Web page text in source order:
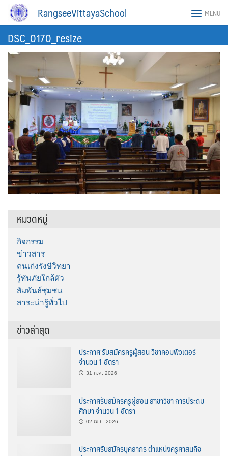
Skip
RangseeVittayaSchool MENU
DSC_0170_resize
หมวดหมู่
กิจกรรม
ข่าวสาร
คนเก่งรังษีวิทยา
รู้ทันภัยใกล้ตัว
สัมพันธ์ชุมชน
สาระน่ารู้ทั่วไป
ข่าวล่าสุด
ประกาศ รับสมัครครูผู้สอน วิชาคอมพิวเตอร์
จำนวน 1 อัตรา
31 ก.ค. 2026
ประกาศรับสมัครครูผู้สอน สาขาวิชา การประถม
ศึกษา จำนวน 1 อัตรา
02 เม.ย. 2026
ประกาศรับสมัครบุคลากร ตำแหน่งครูศาสนกิจ